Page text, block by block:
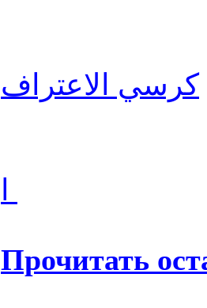
كرسي الاعتراف
Прочитать